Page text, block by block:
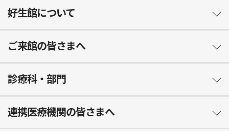
好生館について
ご来館の皆さまへ
診療科・部門
連携医療機関の皆さまへ